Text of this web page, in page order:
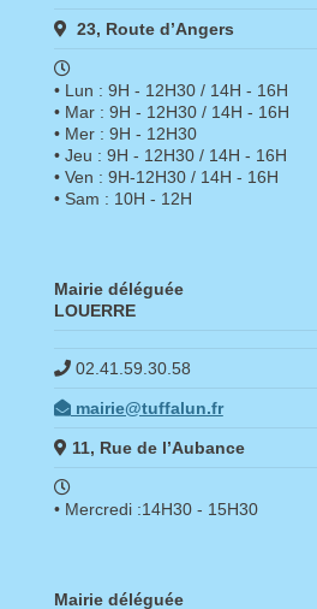
23, Route d’Angers
• Lun : 9H - 12H30 / 14H - 16H
• Mar : 9H - 12H30 / 14H - 16H
• Mer : 9H - 12H30
• Jeu : 9H - 12H30 / 14H - 16H
• Ven : 9H-12H30 / 14H - 16H
• Sam : 10H - 12H
Mairie déléguée
LOUERRE
02.41.59.30.58
mairie@tuffalun.fr
11, Rue de l’Aubance
• Mercredi :14H30 - 15H30
Mairie déléguée